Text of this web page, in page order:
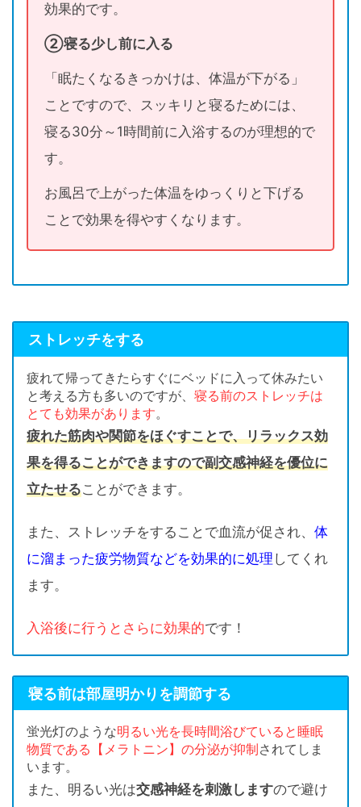
効果的です。
②寝る少し前に入る
「眠たくなるきっかけは、体温が下がる」
ことですので、スッキリと寝るためには、
寝る30分～1時間前に入浴するのが理想的で
す。
お風呂で上がった体温をゆっくりと下げる
ことで効果を得やすくなります。
ストレッチをする
疲れて帰ってきたらすぐにベッドに入って休みたい
と考える方も多いのですが、 寝る前のストレッチは
とても効果があります。
疲れた筋肉や関節をほぐすことで、リラックス効
果を得ることができますので副交感神経を優位に
立たせることができます。
また、ストレッチをすることで血流が促され、 体
に溜まった疲労物質などを効果的に処理 してくれ
ます。
入浴後に行うとさらに効果的です！
寝る前は部屋明かりを調節する
蛍光灯のような明るい光を長時間浴びていると睡眠
物質である【メラトニン】の分泌が抑制されてしま
います。
また、明るい光は交感神経を刺激しますので避け